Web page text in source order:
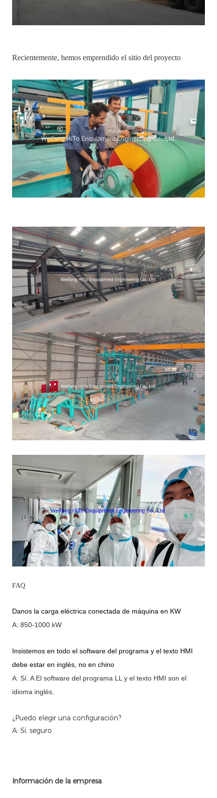
Recientemente, hemos emprendido el sitio del proyecto
FAQ
Danos la carga eléctrica conectada de máquina en KW
A: 850-1000 kW
Insistemos en todo el software del programa y el texto HMI
debe estar en inglés, no en chino
A: Sí. AEl software del programa LL y el texto HMI son el
idioma inglés.
¿Puedo elegir una configuración?
A: Sí, seguro
Información de la empresa